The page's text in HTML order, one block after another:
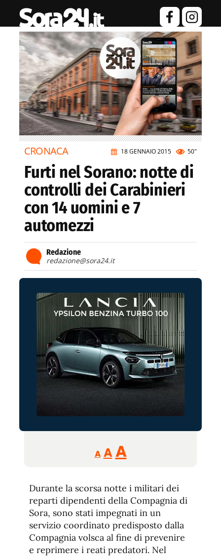
18 GENNAIO 2015 50"
CRONACA
Furti nel Sorano: notte di
controlli dei Carabinieri
con 14 uomini e 7
automezzi
Redazione
redazione@sora24.it
A
Reducir
tamaño
A Restablecer
de
fuente
AAumentar
de
fuente.
Durante la scorsa notte i militari dei
reparti dipendenti della Compagnia di
Sora, sono stati impegnati in un
servizio coordinato predisposto dalla
Compagnia volsca al fine di prevenire
e reprimere i reati predatori. Nel